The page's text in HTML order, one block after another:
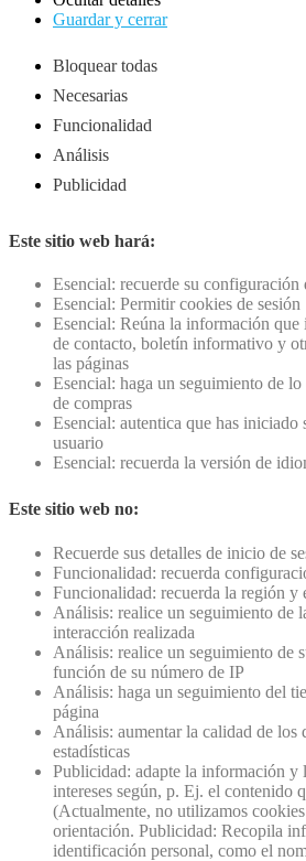
Guardar y cerrar
Bloquear todas
Necesarias
Funcionalidad
Análisis
Publicidad
Este sitio web hará:
Esencial: recuerde su configuración
Esencial: Permitir cookies de sesión
Esencial: Reúna la información
de contacto, boletín informativo y
las páginas
Esencial: haga un seguimiento de
de compras
Esencial: autentica que has iniciado
usuario
Esencial: recuerda la versión de
Este sitio web no:
Recuerde sus detalles de inicio de
Funcionalidad: recuerda
Funcionalidad: recuerda la región y
Análisis: realice un seguimiento de
interacción realizada
Análisis: realice un seguimiento de
función de su número de IP
Análisis: haga un seguimiento del
página
Análisis: aumentar la calidad de los
estadísticas
Publicidad: adapte la información y
intereses según, p. Ej. el contenido
(Actualmente, no utilizamos
orientación. Publicidad: Recopila
identificación personal, como el